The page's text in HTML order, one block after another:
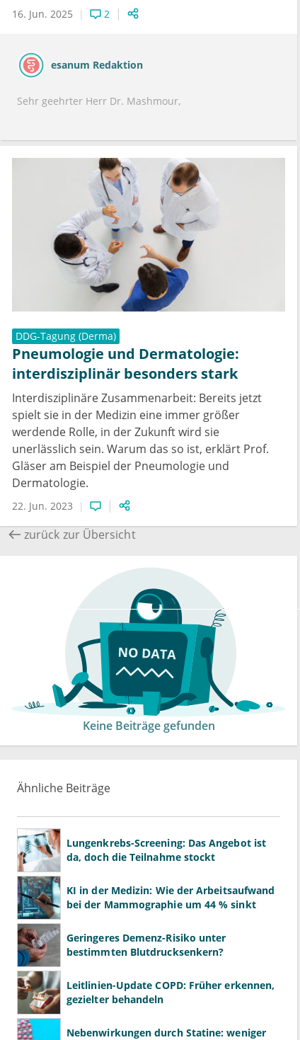
16. Jun. 2025 2
esanum Redaktion
Sehr geehrter Herr Dr. Mashmour,
unserem Artikel. Ihre fundierten Fragen berühren
wichtige klinische Aspekte, die einer tiefergehenden
Betrachtung bedürfen.
Aufgrund der Komplexität und Relevanz Ihrer
Anmerkungen haben wir uns entschlossen, Ihre Fragen
weiterzuleiten, mit dem Ziel einen eigenständigen
Fachartikel zu erarbeiten. Sollte dies gelingen, werden
wir Sie an dieser Stelle darüber informieren.
Mit freundlichen Grüßen
Ihr esanum Team
DDG-Tagung (Derma)
Pneumologie und Dermatologie:
interdisziplinär besonders stark
Interdisziplinäre Zusammenarbeit: Bereits jetzt
spielt sie in der Medizin eine immer größer
werdende Rolle, in der Zukunft wird sie
unerlässlich sein. Warum das so ist, erklärt Prof.
Gläser am Beispiel der Pneumologie und
Dermatologie.
22. Jun. 2023
zurück zur Übersicht
Keine Beiträge gefunden
Ähnliche Beiträge
Lungenkrebs-Screening: Das Angebot ist
da, doch die Teilnahme stockt
KI in der Medizin: Wie der Arbeitsaufwand
bei der Mammographie um 44 % sinkt
Geringeres Demenz-Risiko unter
bestimmten Blutdrucksenkern?
Leitlinien-Update COPD: Früher erkennen,
gezielter behandeln
Nebenwirkungen durch Statine: weniger